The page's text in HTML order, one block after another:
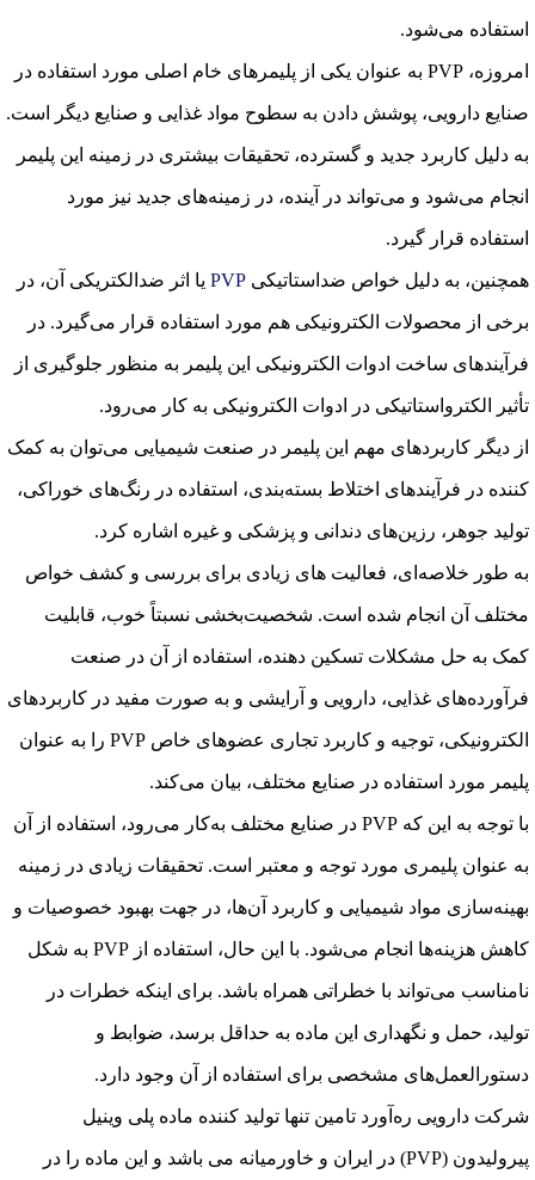
استفاده می‌شود.
امروزه، PVP به عنوان یکی از پلیمرهای خام اصلی مورد استفاده در
صنایع دارویی، پوشش دادن به سطوح مواد غذایی و صنایع دیگر است.
به دلیل کاربرد جدید و گسترده، تحقیقات بیشتری در زمینه این پلیمر
انجام می‌شود و می‌تواند در آینده، در زمینه‌های جدید نیز مورد
استفاده قرار گیرد.
همچنین، به دلیل خواص ضداستاتیکی PVP یا اثر ضدالکتریکی آن، در
برخی از محصولات الکترونیکی هم مورد استفاده قرار می‌گیرد. در
فرآیندهای ساخت ادوات الکترونیکی این پلیمر به منظور جلوگیری از
تأثیر الکترواستاتیکی در ادوات الکترونیکی به کار می‌رود.
از دیگر کاربردهای مهم این پلیمر در صنعت شیمیایی می‌توان به کمک
کننده در فرآیندهای اختلاط بسته‌بندی، استفاده در رنگ‌های خوراکی،
تولید جوهر، رزین‌های دندانی و پزشکی و غیره اشاره کرد.
به طور خلاصه‌ای، فعالیت های زیادی برای بررسی و کشف خواص
مختلف آن انجام شده است. شخصیت‌بخشی نسبتاً خوب، قابلیت
کمک به حل مشکلات تسکین دهنده، استفاده از آن در صنعت
فرآورده‌های غذایی، دارویی و آرایشی و به صورت مفید در کاربردهای
الکترونیکی، توجیه و کاربرد تجاری عضوهای خاص PVP را به عنوان
پلیمر مورد استفاده در صنایع مختلف، بیان می‌کند.
با توجه به این که PVP در صنایع مختلف به‌کار می‌رود، استفاده از آن
به عنوان پلیمری مورد توجه و معتبر است. تحقیقات زیادی در زمینه
بهینه‌سازی مواد شیمیایی و کاربرد آن‌ها، در جهت بهبود خصوصیات و
کاهش هزینه‌ها انجام می‌شود. با این حال، استفاده از PVP به شکل
نامناسب می‌تواند با خطراتی همراه باشد. برای اینکه خطرات در
تولید، حمل و نگهداری این ماده به حداقل برسد، ضوابط و
دستورالعمل‌های مشخصی برای استفاده از آن وجود دارد.
شرکت دارویی ره‌آورد تامین تنها تولید کننده ماده پلی وینیل
پیرولیدون (PVP) در ایران و خاورمیانه می باشد و این ماده را در